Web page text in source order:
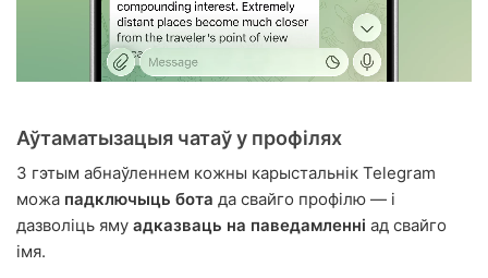
Аўтаматызацыя чатаў у профілях
З гэтым абнаўленнем кожны карыстальнік Telegram
можа падключыць бота да свайго профілю — і
дазволіць яму адказваць на паведамленні ад свайго
імя.